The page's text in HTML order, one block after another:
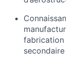
fabrication